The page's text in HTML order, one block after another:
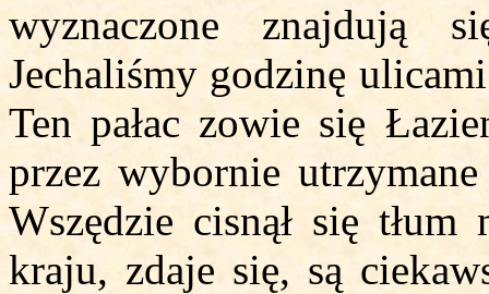
wyznaczone znajdują
Jechaliśmy godzinę
Ten pałac zowie się
przez wybornie
Wszędzie cisnął się
kraju, zdaje się, są